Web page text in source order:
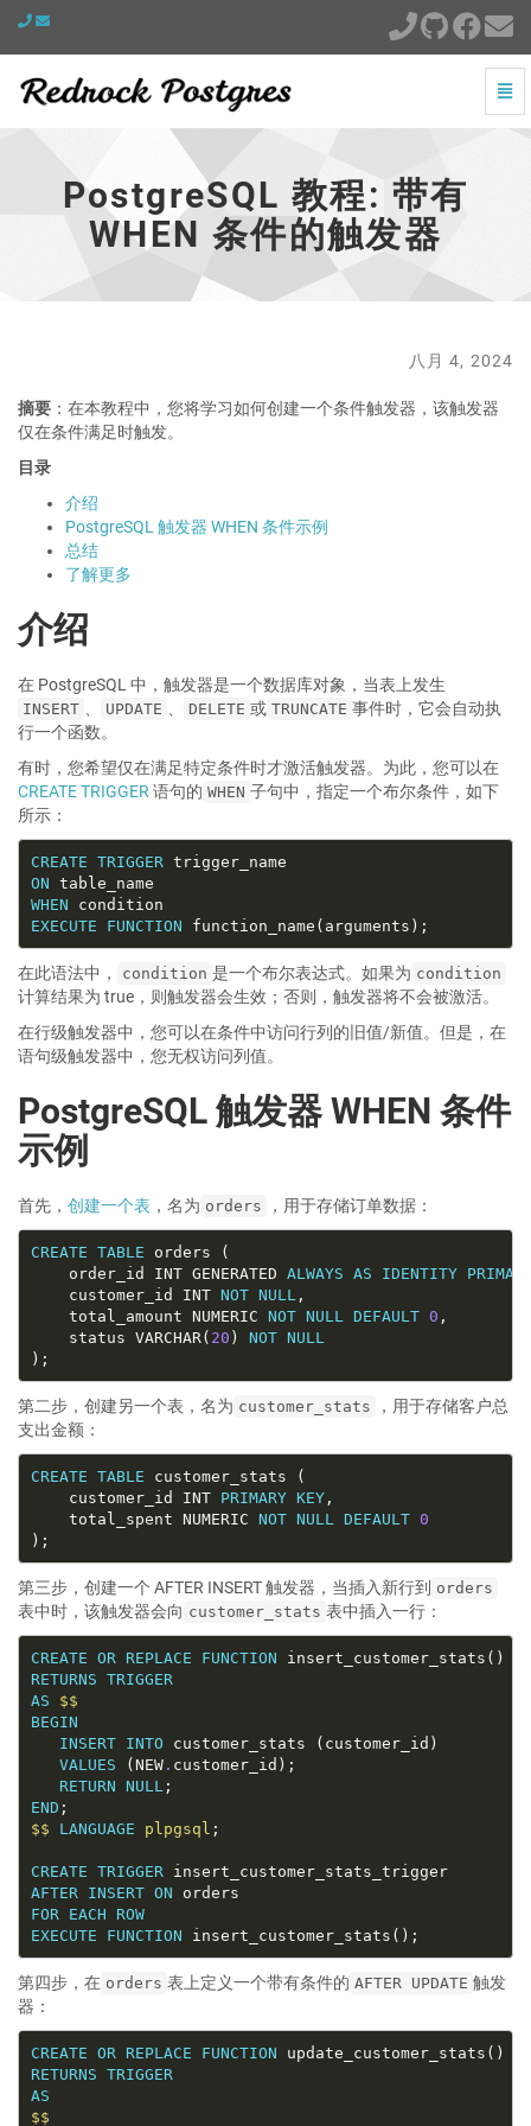
PostgreSQL
-
跳
到
主
切
换
PostgreSQL 教程: 带有
WHEN 条件的触发器
八月 4, 2024
摘要 ：在本教程中，您将学习如何创建一个条件触发器，该触发器
仅在条件满足时触发。
目录
介绍
PostgreSQL 触发器 WHEN 条件示例
总结
了解更多
介绍
在 PostgreSQL 中，触发器是一个数据库对象，当表上发生
INSERT UPDATE DELETE 或 TRUNCATE 事件时，它会自动执
行一个函数。
有时，您希望仅在满足特定条件时才激活触发器。为此，您可以在
CREATE TRIGGER 语句的 WHEN 子句中，指定一个布尔条件，如下
所示：
CREATE TRIGGER
ON
WHEN
EXECUTE
FUNCTION
在此语法中， condition 是一个布尔表达式。如果为 condition
计算结果为 true，则触发器会生效；否则，触发器将不会被激活。
在行级触发器中，您可以在条件中访问行列的旧值/新值。但是，在
语句级触发器中，您无权访问列值。
PostgreSQL 触发器 WHEN 条件
示例
首先， 创建一个表 ，名为 orders ，用于存储订单数据：
CREATE TABLE
    order_id INT GENERATED
ALWAYS AS IDENTITY
    customer_id INT
NOT NULL
    total_amount NUMERIC
NOT NULL DEFAULT 0
    status VARCHAR(
20 ) NOT NULL
第二步，创建另一个表，名为 customer_stats
，用于存储客户总
支出金额：
CREATE TABLE
    customer_id INT
PRIMARY KEY
    total_spent NUMERIC
NOT NULL DEFAULT 0
第三步，创建一个 AFTER INSERT 触发器，当插入新行到 orders
表中时，该触发器会向 customer_stats 表中插入一行：
CREATE OR REPLACE FUNCTION
RETURNS TRIGGER
AS
$$
BEGIN
INSERT
INTO
VALUES (NEW.
RETURN NULL
END
$$
LANGUAGE plpgsql
CREATE TRIGGER
insert_customer_stats_trigger
AFTER
INSERT ON
FOR
EACH
ROW
EXECUTE
FUNCTION
第四步，在 orders 表上定义一个带有条件的 AFTER UPDATE 触发
器：
CREATE OR REPLACE FUNCTION
RETURNS TRIGGER
AS
$$